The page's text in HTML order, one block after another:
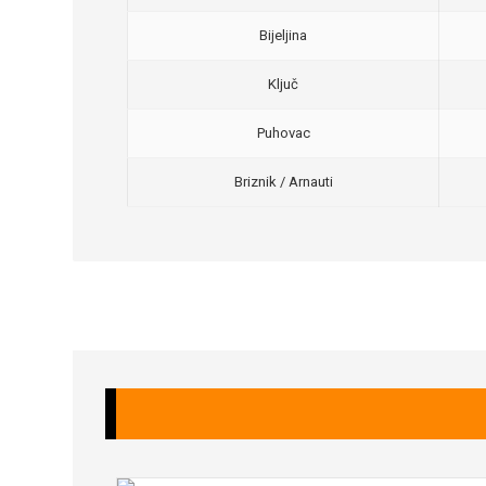
Bijeljina
Ključ
Puhovac
Briznik / Arnauti